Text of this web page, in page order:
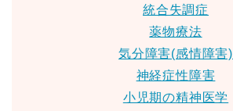
統合失調症
薬物療法
気分障害(感情障害)
神経症性障害
小児期の精神医学